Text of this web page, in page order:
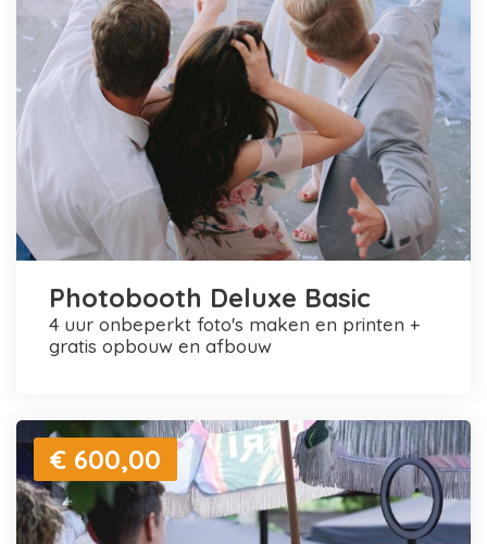
Photobooth Deluxe Basic
4 uur onbeperkt foto's maken en printen +
gratis opbouw en afbouw
€ 600,00